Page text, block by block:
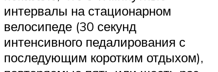
интервалы на стационарном
велосипеде (30 секунд
интенсивного педалирования с
последующим коротким отдыхом),